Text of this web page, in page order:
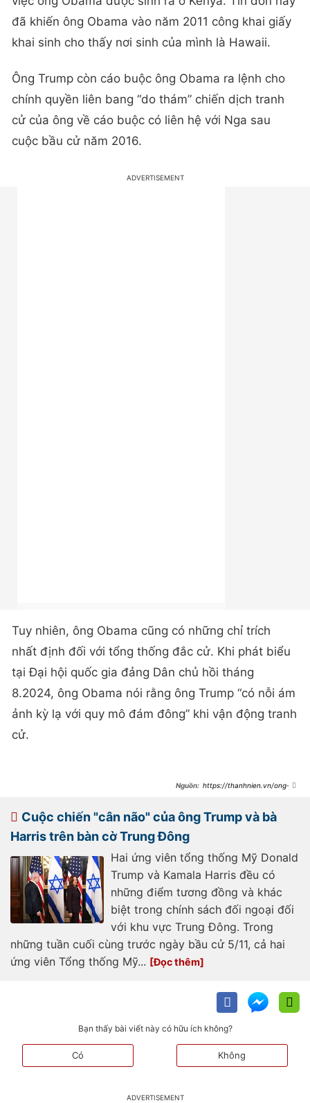
đã khiến ông Obama vào năm 2011 công khai giấy
khai sinh cho thấy nơi sinh của mình là Hawaii.
Ông Trump còn cáo buộc ông Obama ra lệnh cho
chính quyền liên bang “do thám” chiến dịch tranh
cử của ông về cáo buộc có liên hệ với Nga sau
cuộc bầu cử năm 2016.
Tuy nhiên, ông Obama cũng có những chỉ trích
nhất định đối với tổng thống đắc cử. Khi phát biểu
tại Đại hội quốc gia đảng Dân chủ hồi tháng
8.2024, ông Obama nói rằng ông Trump “có nỗi ám
ảnh kỳ lạ với quy mô đám đông” khi vận động tranh
cử.
https://thanhnien.vn/ong-
185250111074319373.htm
Cuộc chiến "cân não" của ông Trump và bà
Harris trên bàn cờ Trung Đông
Hai ứng viên tổng thống Mỹ Donald
Trump và Kamala Harris đều có
những điểm tương đồng và khác
biệt trong chính sách đối ngoại đối
với khu vực Trung Đông. Trong
những tuần cuối cùng trước ngày bầu cử 5/11, cả hai
ứng viên Tổng thống Mỹ...
Bạn thấy bài viết này có hữu ích không?
Có Không